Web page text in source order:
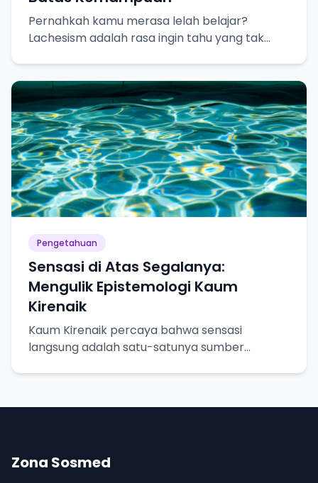
Pernahkah kamu merasa lelah belajar?
Lachesism adalah rasa ingin tahu yang tak
Pengetahuan
Sensasi di Atas Segalanya:
Mengulik Epistemologi Kaum
Kirenaik
Kaum Kirenaik percaya bahwa sensasi
langsung adalah satu-satunya sumber
Zona Sosmed